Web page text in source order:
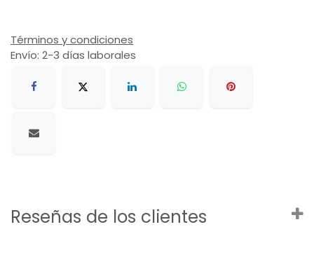
Términos y condiciones
Envío: 2-3 días laborales
Reseñas de los clientes